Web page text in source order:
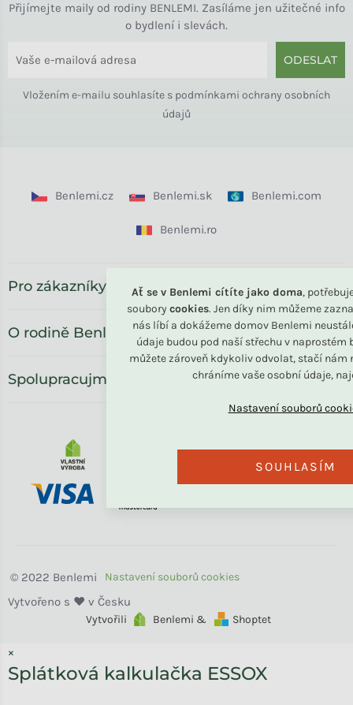
Ať se v Benlemi cítíte jako doma,
soubory cookies. Jen díky nim můžeme
nás líbí a dokážeme domov Benlemi
údaje budou pod naší střechu v naprostém
můžete zároveň kdykoliv odvolat, stačí nám
chráníme vaše osobní údaje,
SOUHLASÍM
Přijímejte maily od rodiny BENLEMI. Zasíláme jen užitečné info
o bydlení i slevách.
ODESLAT
Vložením e-mailu souhlasíte s podmínkami ochrany osobních
údajů
Benlemi.cz Benlemi.sk Benlemi.com
Benlemi.ro
Pro zákazníky
O rodině Benlemi
Spolupracujme
Vytvořili Benlemi & Shoptet
Benlemi
×
Splátková kalkulačka ESSOX